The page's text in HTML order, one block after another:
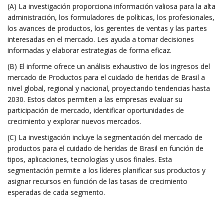
(A) La investigación proporciona información valiosa para la alta
administración, los formuladores de políticas, los profesionales,
los avances de productos, los gerentes de ventas y las partes
interesadas en el mercado. Les ayuda a tomar decisiones
informadas y elaborar estrategias de forma eficaz.
(B) El informe ofrece un análisis exhaustivo de los ingresos del
mercado de Productos para el cuidado de heridas de Brasil a
nivel global, regional y nacional, proyectando tendencias hasta
2030. Estos datos permiten a las empresas evaluar su
participación de mercado, identificar oportunidades de
crecimiento y explorar nuevos mercados.
(C) La investigación incluye la segmentación del mercado de
productos para el cuidado de heridas de Brasil en función de
tipos, aplicaciones, tecnologías y usos finales. Esta
segmentación permite a los líderes planificar sus productos y
asignar recursos en función de las tasas de crecimiento
esperadas de cada segmento.